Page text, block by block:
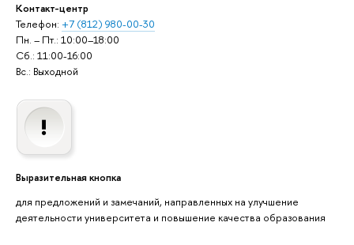
Контакт-центр
Телефон: +7 (812) 980-00-30
Пн. – Пт.: 10:00–18:00
Сб.: 11:00-16:00
Вс.: Выходной
Выразительная кнопка
для предложений и замечаний, направленных на улучшение
деятельности университета и повышение качества образования